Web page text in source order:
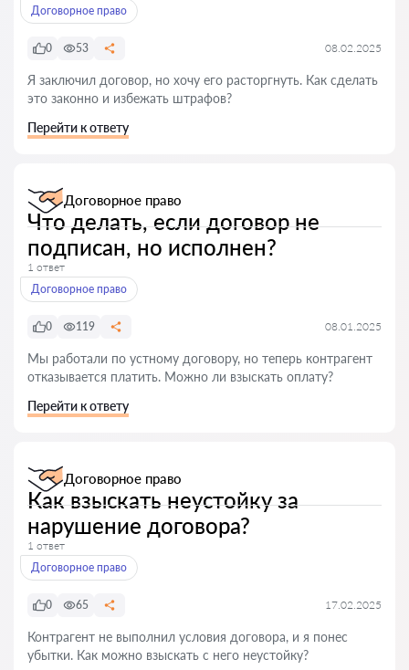
Договорное право
0 53 08.02.2025
Я заключил договор, но хочу его расторгнуть. Как сделать
это законно и избежать штрафов?
Перейти к ответу
Договорное право
Что делать, если договор не
подписан, но исполнен?
1 ответ
Договорное право
0 119 08.01.2025
Мы работали по устному договору, но теперь контрагент
отказывается платить. Можно ли взыскать оплату?
Перейти к ответу
Договорное право
Как взыскать неустойку за
нарушение договора?
1 ответ
Договорное право
0 65 17.02.2025
Контрагент не выполнил условия договора, и я понес
убытки. Как можно взыскать с него неустойку?